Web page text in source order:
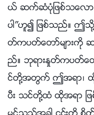
ယ္ ဆက္ဆံပုံျဖစ္သေလာ။
ပါ”ဟူ၍ ျဖစ္သည္။ ဤ
တ္ကပတ္ေတာ္မ်ားကို
ည္။ ဘုရားႏႈတ္ကပတ္ေ
င္တို႔အတြက္ ဤအရာ၊
ပီး သင္တို႔ထံ ထိုအရာ ျ